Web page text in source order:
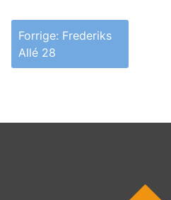
Indlægsnavigation
Forrige: Frederiks
Allé 28